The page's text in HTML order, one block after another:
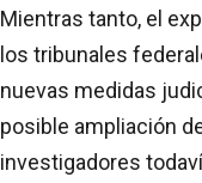
Mientras tanto, el
los tribunales
nuevas medidas
posible ampliación
investigadores